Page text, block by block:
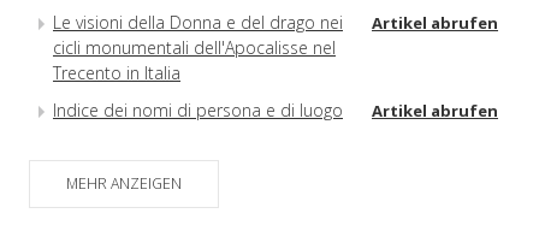
Le visioni della Donna e del drago nei
cicli monumentali dell'Apocalisse nel
Trecento in Italia
Artikel abrufen
Indice dei nomi di persona e di luogo Artikel abrufen
MEHR ANZEIGEN